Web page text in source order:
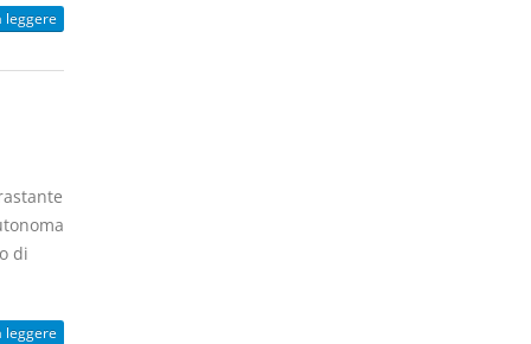
leggere
di
leggere